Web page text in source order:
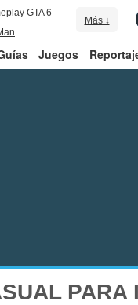
GTA 6
Más ↓
Juegos
PARA